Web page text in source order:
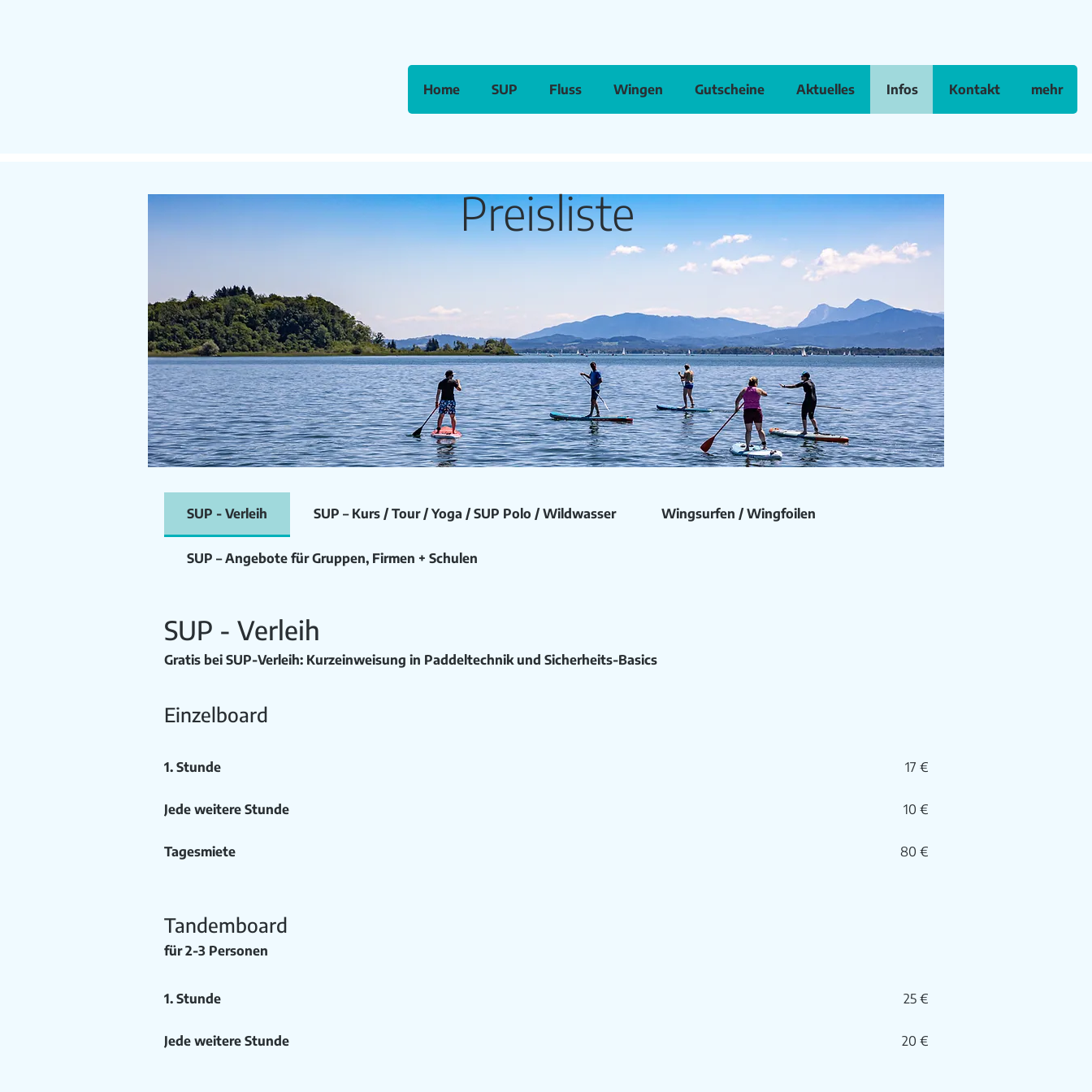
Home SUP Fluss Wingen Gutscheine Aktuelles Infos Kontakt mehr
Preisliste
SUP - Verleih SUP – Kurs / Tour / Yoga / SUP Polo / Wildwasser Wingsurfen / Wingfoilen
SUP – Angebote für Gruppen, Firmen + Schulen
SUP - Verleih
Gratis bei SUP-Verleih: Kurzeinweisung in Paddeltechnik und Sicherheits-Basics
Einzelboard
1. Stunde 17 €
Jede weitere Stunde 10 €
Tagesmiete 80 €
Tandemboard
für 2-3 Personen
1. Stunde 25 €
Jede weitere Stunde 20 €